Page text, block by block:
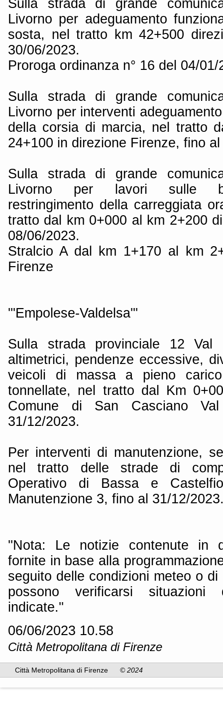
Livorno per adeguamento
sosta, nel tratto km 42+500
30/06/2023.
Proroga ordinanza n° 16 del 04/01/
Sulla strada di grande
Livorno per interventi
della corsia di marcia, nel tratto
24+100 in direzione Firenze, fino
Sulla strada di grande
Livorno per lavori sulle
restringimento della carreggiata
tratto dal km 0+000 al km 2+200
08/06/2023.
Stralcio A dal km 1+170 al km
Firenze
'''Empolese-Valdelsa'''
Sulla strada provinciale 12
altimetrici, pendenze eccessive,
veicoli di massa a pieno
tonnellate, nel tratto dal Km
Comune di San Casciano
31/12/2023.
Per interventi di manutenzione,
nel tratto delle strade di
Operativo di Bassa e
Manutenzione 3, fino al 31/12/
''Nota: Le notizie contenute in
fornite in base alla
seguito delle condizioni meteo o
possono verificarsi
indicate.''
06/06/2023 10.58
Città Metropolitana di Firenze
Città Metropolitana di Firenze © 2024